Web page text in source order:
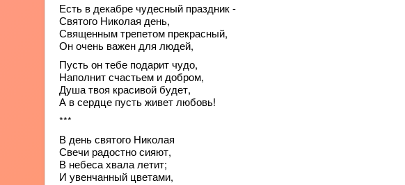
Есть в декабре чудесный праздник -
Святого Николая день,
Священным трепетом прекрасный,
Он очень важен для людей,
Пусть он тебе подарит чудо,
Наполнит счастьем и добром,
Душа твоя красивой будет,
А в сердце пусть живет любовь!
***
В день святого Николая
Свечи радостно сияют,
В небеса хвала летит;
И увенчанный цветами,